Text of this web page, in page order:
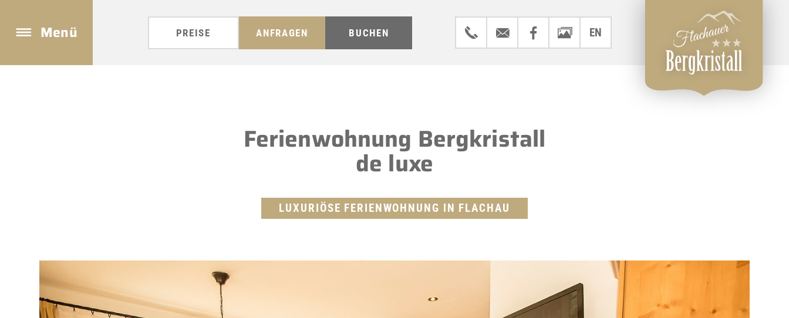
PREISE ANFRAGEN BUCHEN EN
Menü
Ferienwohnung Bergkristall
de luxe
LUXURIÖSE FERIENWOHNUNG IN FLACHAU